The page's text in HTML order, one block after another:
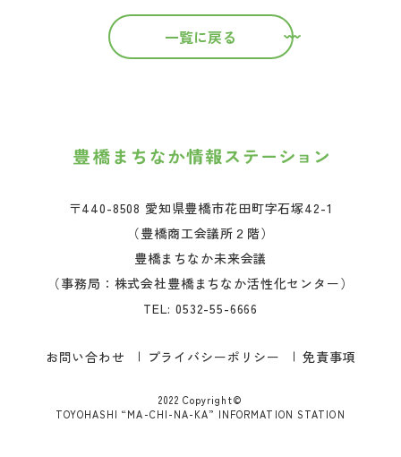
一覧に戻る
〒440-8508 愛知県豊橋市花田町字石塚42-1
（豊橋商工会議所２階）
豊橋まちなか未来会議
（事務局：株式会社豊橋まちなか活性化センター）
TEL:0532-55-6666
お問い合わせ プライバシーポリシー 免責事項
2022 Copyright©
TOYOHASHI “MA-CHI-NA-KA” INFORMATION STATION